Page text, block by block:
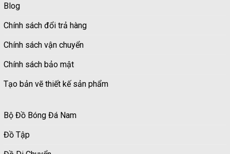
Blog
Chính sách đổi trả hàng
Chính sách vận chuyển
Chính sách bảo mật
Tạo bản vẽ thiết kế sản phẩm
Bộ Đồ Bóng Đá Nam
Đồ Tập